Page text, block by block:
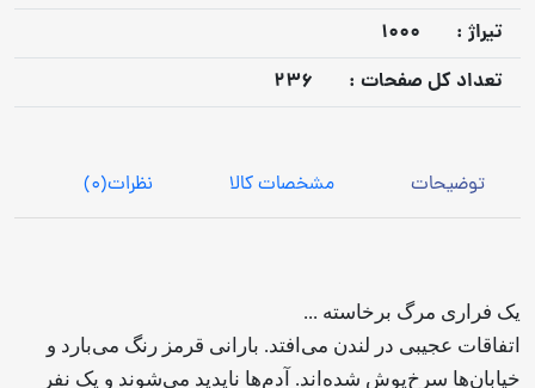
تيراژ :
1000
تعداد كل صفحات :
236
توضیحات مشخصات کالا نظرات(0)
یک فراری مرگ برخاسته ...
اتفاقات عجیبی در لندن می‌افتد. بارانی قرمز ‌رنگ می‌بارد و
خیابان‌ها سرخ‌پوش شده‌اند. آدم‌ها ناپدید می‌شوند و یک نفر